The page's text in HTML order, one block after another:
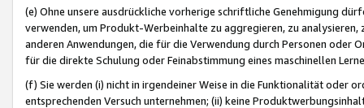
(e) Ohne unsere ausdrückliche vorherige schriftliche Genehmigung
verwenden, um Produkt-Werbeinhalte zu aggregieren, zu
anderen Anwendungen, die für die Verwendung durch Personen
für die direkte Schulung oder Feinabstimmung eines maschinellen
(f) Sie werden (i) nicht in irgendeiner Weise in die Funktionalität oder
entsprechenden Versuch unternehmen; (ii) keine